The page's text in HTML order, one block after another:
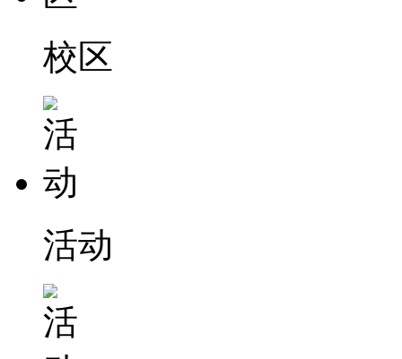
校区
活动